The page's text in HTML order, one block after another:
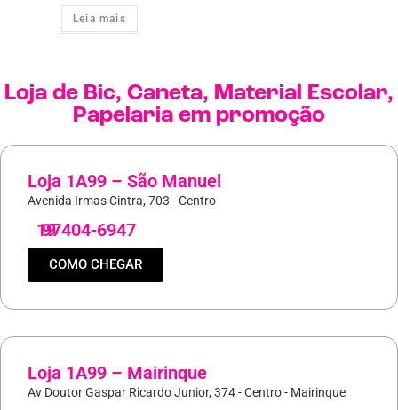
Leia mais
Loja de Bic, Caneta, Material Escolar,
Papelaria em promoção
Loja 1A99 – São Manuel
Avenida Irmas Cintra, 703 - Centro
19
97404-6947
COMO CHEGAR
Loja 1A99 – Mairinque
Av Doutor Gaspar Ricardo Junior, 374 - Centro - Mairinque